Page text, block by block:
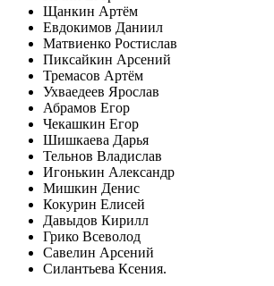
Щанкин Артём
Евдокимов Даниил
Матвиенко Ростислав
Пиксайкин Арсений
Тремасов Артём
Ухваедеев Ярослав
Абрамов Егор
Чекашкин Егор
Шишкаева Дарья
Тельнов Владислав
Игонькин Александр
Мишкин Денис
Кокурин Елисей
Давыдов Кирилл
Грико Всеволод
Савелин Арсений
Силантьева Ксения.